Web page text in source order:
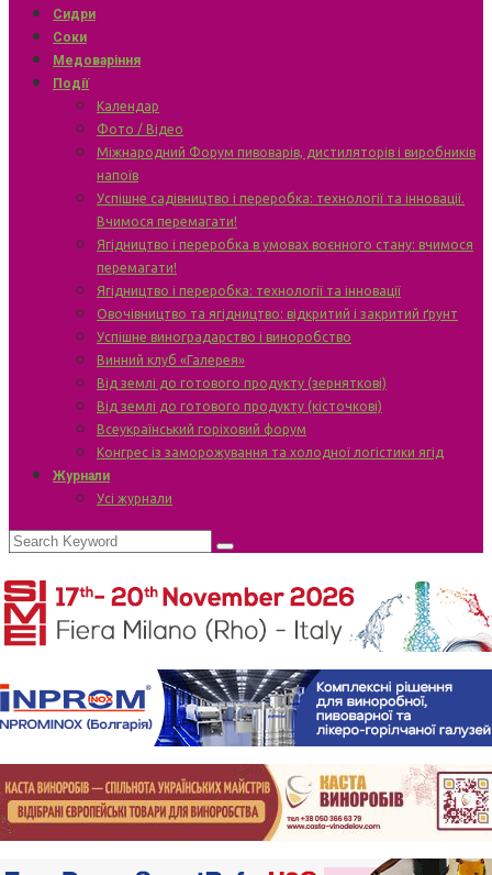
Сидри
Соки
Медоваріння
Події
Календар
Фото / Відео
Міжнародний Форум пивоварів, дистиляторів і виробників
напоїв
Успішне садівництво і переробка: технології та інновації.
Вчимося перемагати!
Ягідництво і переробка в умовах воєнного стану: вчимося
перемагати!
Ягідництво і переробка: технології та інновації
Овочівництво та ягідництво: відкритий і закритий ґрунт
Успішне виноградарство і виноробство
Винний клуб «Галерея»
Від землі до готового продукту (зерняткові)
Від землі до готового продукту (кісточкові)
Всеукраїнський горіховий форум
Конгрес із заморожування та холодної логістики ягід
Журнали
Усі журнали